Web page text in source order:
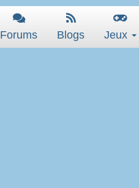
Forums Blogs Jeux